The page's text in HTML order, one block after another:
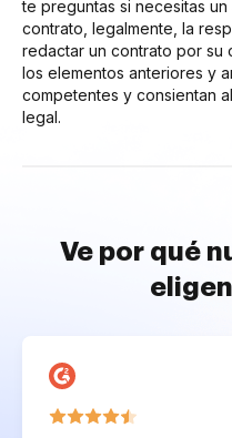
te preguntas si necesitas
contrato, legalmente, la
redactar un contrato por su
los elementos anteriores y
competentes y consientan
legal.
Ve por qué